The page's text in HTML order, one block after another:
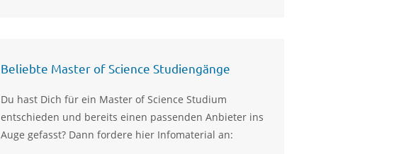
Beliebte Master of Science Studiengänge
Du hast Dich für ein Master of Science Studium
entschieden und bereits einen passenden Anbieter ins
Auge gefasst? Dann fordere hier Infomaterial an: